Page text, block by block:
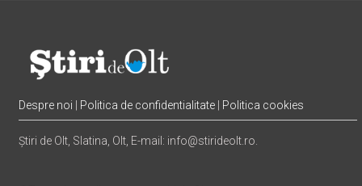
Despre noi Politica de confidentialitate Politica cookies
Știri de Olt, Slatina, Olt, E-mail: info@stirideolt.ro.